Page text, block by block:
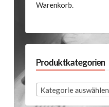
Warenkorb.
Produktkategorien
Kategorie auswählen